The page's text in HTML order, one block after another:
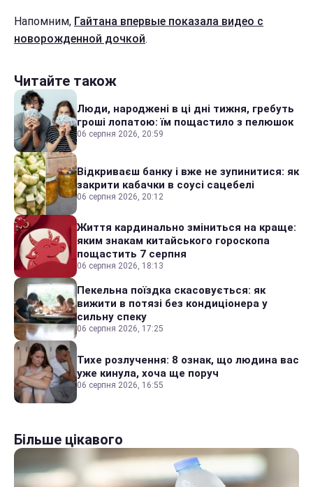
Напомним, Гайтана впервые показала видео с
новорожденной дочкой.
Читайте також
Люди, народжені в ці дні тижня, гребуть
гроші лопатою: їм пощастило з пелюшок
06 серпня 2026, 20:59
Відкриваєш банку і вже не зупинитися: як
закрити кабачки в соусі сацебелі
06 серпня 2026, 20:12
Життя кардинально зміниться на краще:
яким знакам китайського гороскопа
пощастить 7 серпня
06 серпня 2026, 18:13
Пекельна поїздка скасовується: як
вижити в потязі без кондиціонера у
сильну спеку
06 серпня 2026, 17:25
Тихе розлучення: 8 ознак, що людина вас
уже кинула, хоча ще поруч
06 серпня 2026, 16:55
Більше цікавого